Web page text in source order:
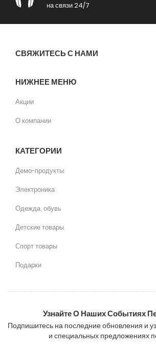
на связи 24/7
СВЯЖИТЕСЬ С НАМИ
НИЖНЕЕ МЕНЮ
Акции
О компании
КАТЕГОРИИ
Демо-продукты
Электроника
Одежда, обувь
Детские товары
Спорт товары
Подарки
Узнайте О Наших Событиях
Подпишитесь на последние обновления и
и специальных предложениях